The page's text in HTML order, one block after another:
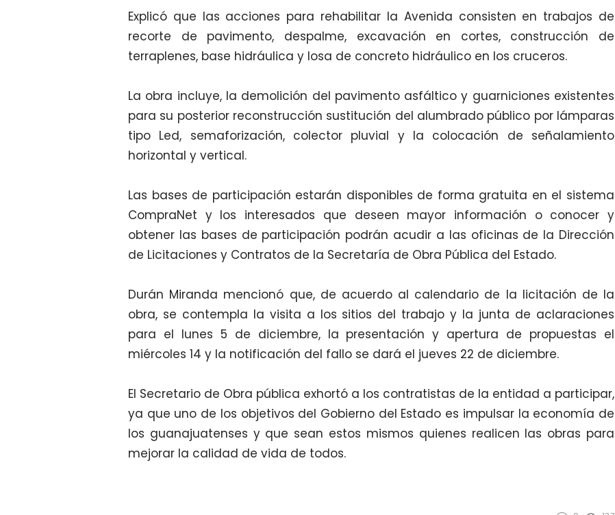
Explicó que las acciones para rehabilitar la Avenida consisten en trabajos de
recorte de pavimento, despalme, excavación en cortes, construcción de
terraplenes, base hidráulica y losa de concreto hidráulico en los cruceros.
La obra incluye, la demolición del pavimento asfáltico y guarniciones existentes
para su posterior reconstrucción sustitución del alumbrado público por lámparas
tipo Led, semaforización, colector pluvial y la colocación de señalamiento
horizontal y vertical.
Las bases de participación estarán disponibles de forma gratuita en el sistema
CompraNet y los interesados que deseen mayor información o conocer y
obtener las bases de participación podrán acudir a las oficinas de la Dirección
de Licitaciones y Contratos de la Secretaría de Obra Pública del Estado.
Durán Miranda mencionó que, de acuerdo al calendario de la licitación de la
obra, se contempla la visita a los sitios del trabajo y la junta de aclaraciones
para el lunes 5 de diciembre, la presentación y apertura de propuestas el
miércoles 14 y la notificación del fallo se dará el jueves 22 de diciembre.
El Secretario de Obra pública exhortó a los contratistas de la entidad a participar,
ya que uno de los objetivos del Gobierno del Estado es impulsar la economía de
los guanajuatenses y que sean estos mismos quienes realicen las obras para
mejorar la calidad de vida de todos.